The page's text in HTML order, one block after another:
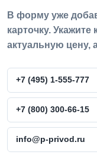
В форму уже
карточку.
актуальную цену,
+7 (495) 1-555-777
+7 (800) 300-66-15
info@p-privod.ru